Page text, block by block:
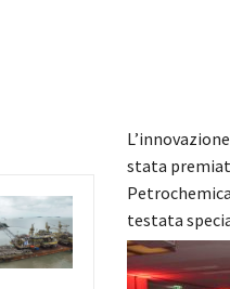
stata
testata